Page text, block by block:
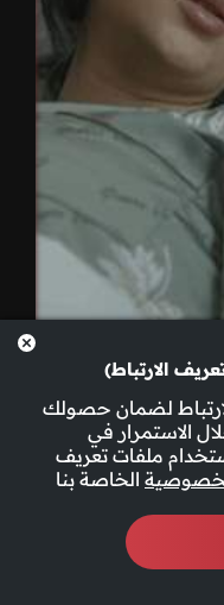
الارتباط)
لضمان حصولك
الاستمرار في
ملفات تعريف
الخاصة بنا